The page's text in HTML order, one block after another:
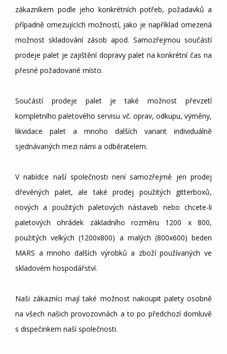
zákazníkem podle jeho konkrétních potřeb, požadavků a
případně omezujících možností, jako je například omezená
možnost skladování zásob apod. Samozřejmou součástí
prodeje palet je zajištění dopravy palet na konkrétní čas na
přesné požadované místo.
Součástí prodeje palet je také možnost převzetí
kompletního paletového servisu vč. oprav, odkupu, výměny,
likvidace palet a mnoho dalších variant individuálně
sjednávaných mezi námi a odběratelem.
V nabídce naší společnosti není samozřejmě jen prodej
dřevěných palet, ale také prodej použitých gitterboxů,
nových a použitých paletových nástaveb nebo chcete-li
paletových ohrádek základního rozměru 1200 x 800,
použitých velkých (1200x800) a malých (800x600) beden
MARS a mnoho dalších výrobků a zboží používaných ve
skladovém hospodářství.
Naši zákazníci mají také možnost nakoupit palety osobně
na všech našich provozovnách a to po předchozí domluvě
s dispečinkem naší společnosti.